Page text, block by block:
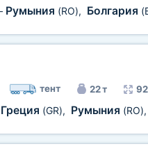
Румыния (RO), Болгария
тент 22 т
Греция (GR), Румыния (RO),